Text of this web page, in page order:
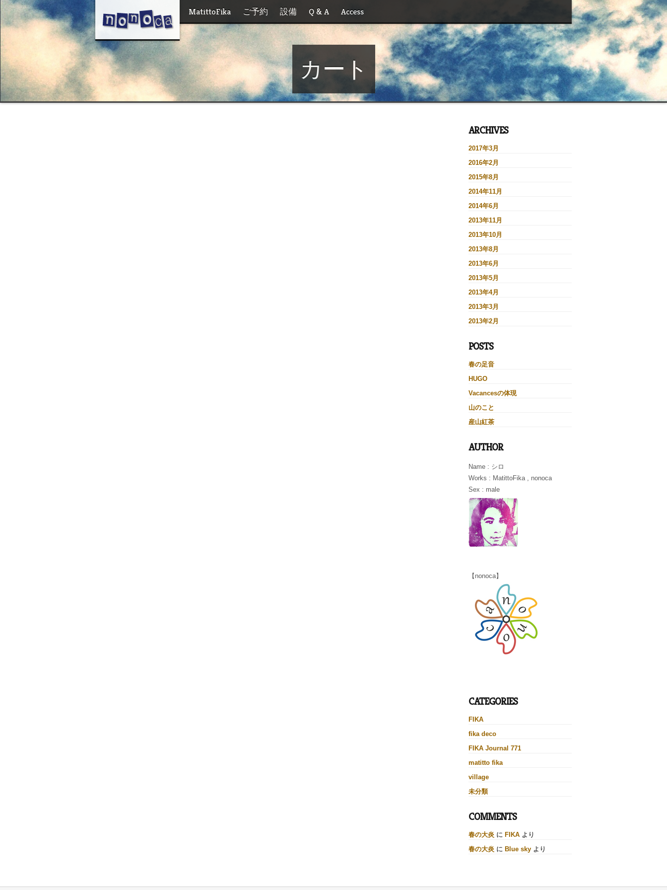
MatittoFika ご予約 設備 Q & A Access
カート
ARCHIVES
2017年3月
2016年2月
2015年8月
2014年11月
2014年6月
2013年11月
2013年10月
2013年8月
2013年6月
2013年5月
2013年4月
2013年3月
2013年2月
POSTS
春の足音
HUGO
Vacancesの体現
山のこと
産山紅茶
AUTHOR
Name : シロ
Works : MatittoFika , nonoca
Sex : male
【nonoca】
CATEGORIES
FIKA
fika deco
FIKA Journal 771
matitto fika
village
未分類
COMMENTS
春の大炎に FIKAより
春の大炎に Blue skyより